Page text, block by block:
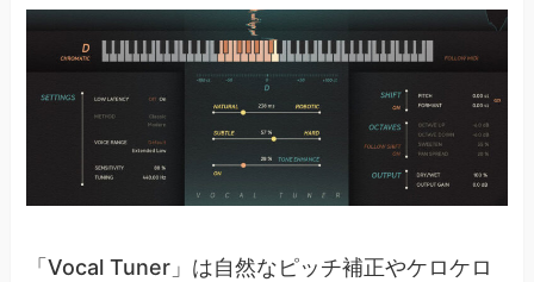
「Vocal Tuner」は自然なピッチ補正やケロケロ